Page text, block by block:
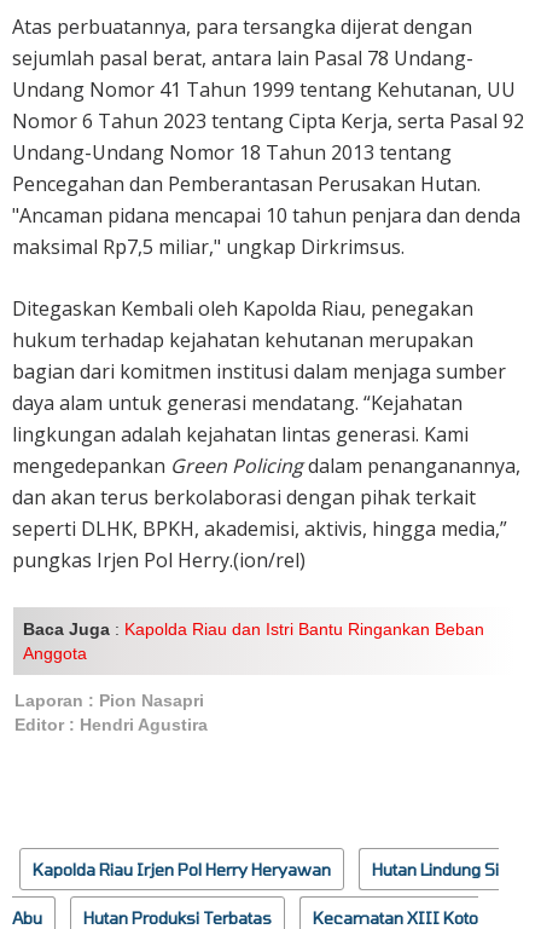
Atas perbuatannya, para tersangka dijerat dengan
sejumlah pasal berat, antara lain Pasal 78 Undang-
Undang Nomor 41 Tahun 1999 tentang Kehutanan, UU
Nomor 6 Tahun 2023 tentang Cipta Kerja, serta Pasal 92
Undang-Undang Nomor 18 Tahun 2013 tentang
Pencegahan dan Pemberantasan Perusakan Hutan.
"Ancaman pidana mencapai 10 tahun penjara dan denda
maksimal Rp7,5 miliar," ungkap Dirkrimsus.
Ditegaskan Kembali oleh Kapolda Riau, penegakan
hukum terhadap kejahatan kehutanan merupakan
bagian dari komitmen institusi dalam menjaga sumber
daya alam untuk generasi mendatang. “Kejahatan
lingkungan adalah kejahatan lintas generasi. Kami
mengedepankan Green Policingdalam penanganannya,
dan akan terus berkolaborasi dengan pihak terkait
seperti DLHK, BPKH, akademisi, aktivis, hingga media,”
pungkas Irjen Pol Herry.(ion/rel)
Baca Juga : Kapolda Riau dan Istri Bantu Ringankan Beban
Anggota
Laporan : Pion Nasapri
Editor : Hendri Agustira
Kapolda Riau Irjen Pol Herry Heryawan Hutan Lindung Si
Abu Hutan Produksi Terbatas Kecamatan XIII Koto